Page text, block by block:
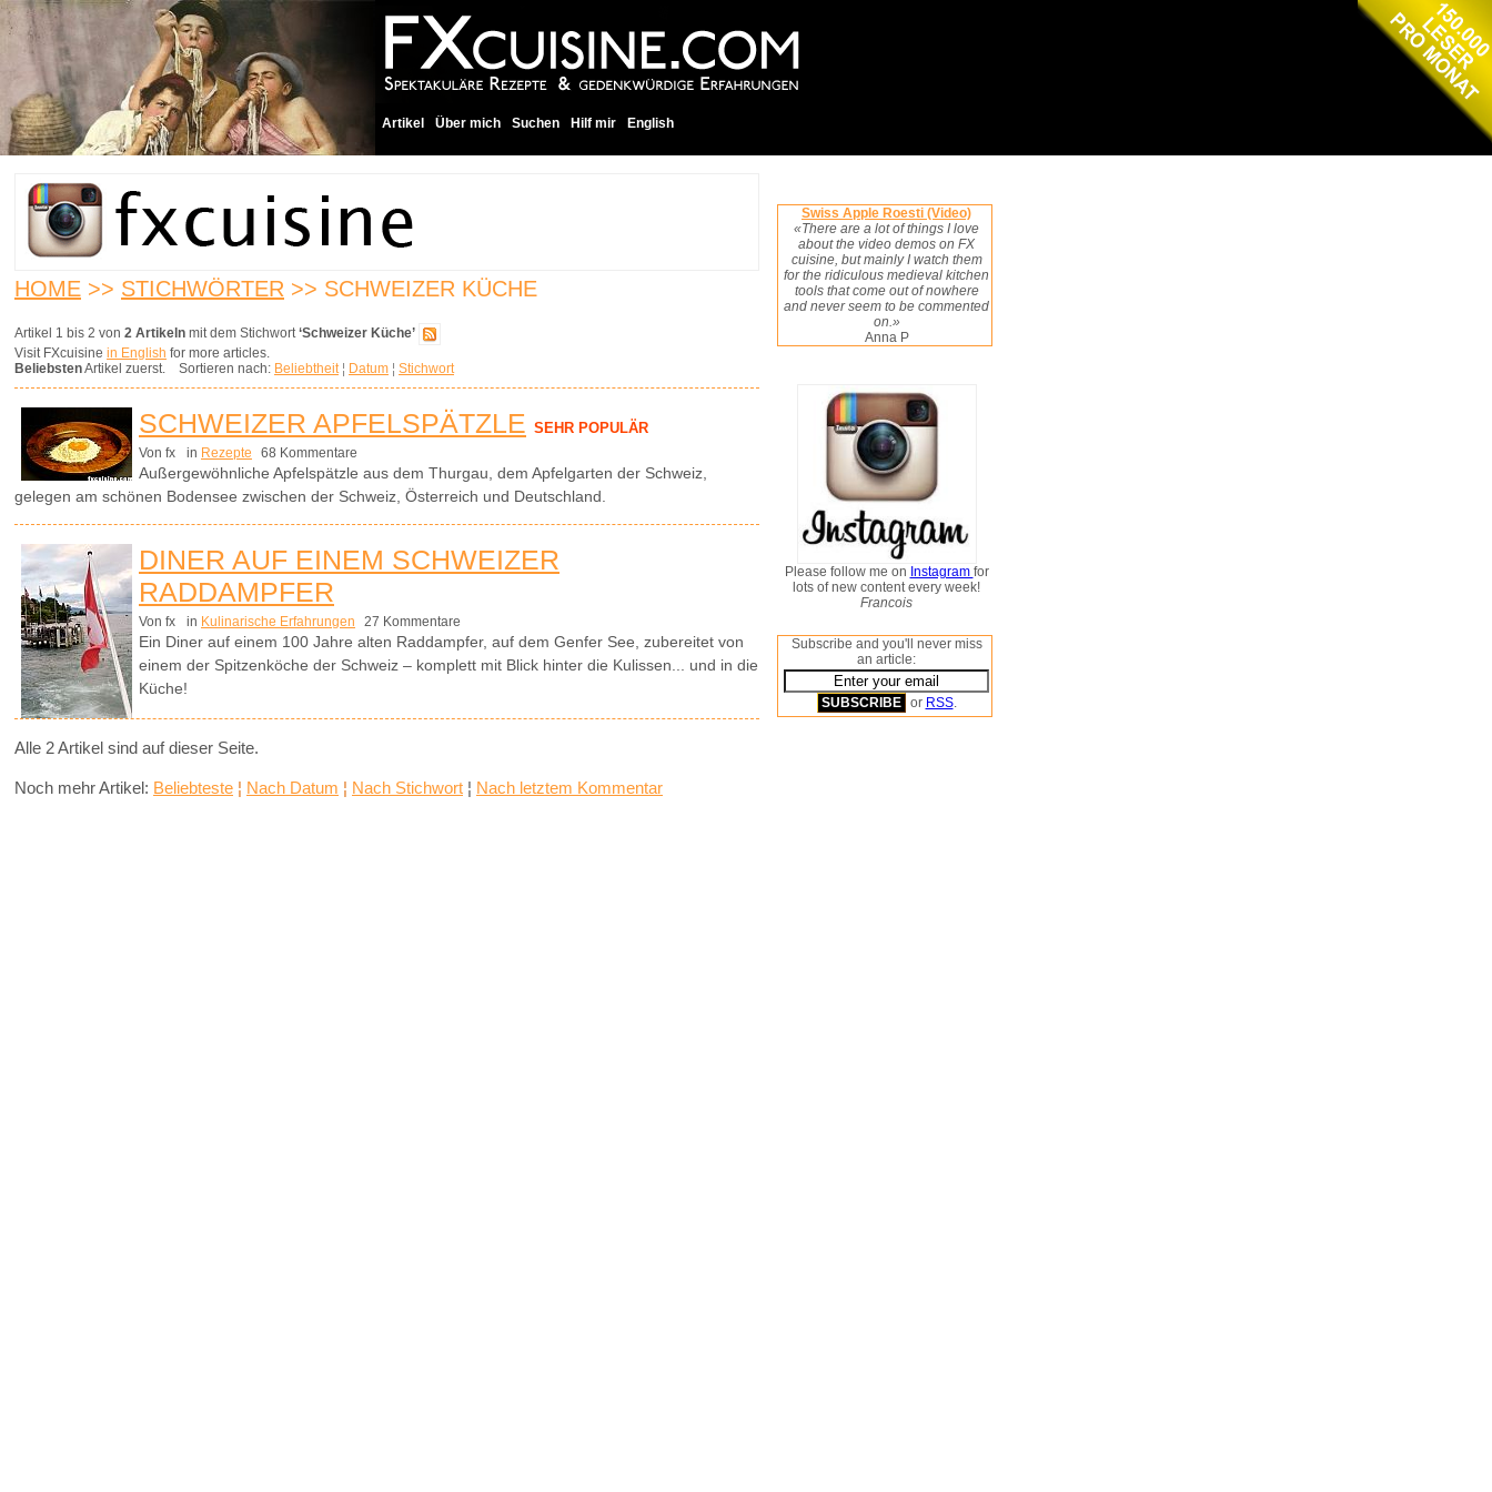
Artikel Über mich Suchen Hilf mir English
HOME >> STICHWÖRTER >> SCHWEIZER KÜCHE
Artikel 1 bis 2 von 2 Artikeln mit dem Stichwort‘Schweizer Küche’
Visit FXcuisine in English for more articles.
BeliebstenArtikel zuerst. Sortieren nach: Beliebtheit¦ Datum ¦ Stichwort
SCHWEIZER APFELSPÄTZLE SEHR POPULÄR
Von fx in Rezepte 68 Kommentare
Außergewöhnliche Apfelspätzle aus dem Thurgau, dem Apfelgarten der Schweiz,
gelegen am schönen Bodensee zwischen der Schweiz, Österreich und Deutschland.
DINER AUF EINEM SCHWEIZER
RADDAMPFER
Von fx in Kulinarische Erfahrungen 27 Kommentare
Ein Diner auf einem 100 Jahre alten Raddampfer, auf dem Genfer See, zubereitet von
einem der Spitzenköche der Schweiz – komplett mit Blick hinter die Kulissen... und in die
Küche!
Alle 2 Artikel sind auf dieser Seite.
Noch mehr Artikel: Beliebteste ¦ Nach Datum ¦ Nach Stichwort ¦ Nach letztem Kommentar
Swiss Apple Roesti (Video)
«There are a lot of things I love
about the video demos on FX
cuisine, but mainly I watch them
for the ridiculous medieval kitchen
tools that come out of nowhere
and never seem to be commented
on.»
Anna P
Please follow me on Instagram for
lots of new content every week!
Francois
Subscribe and you'll never miss
an article:
or RSS.